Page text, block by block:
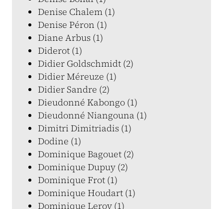
Denise Chalem (1)
Denise Péron (1)
Diane Arbus (1)
Diderot (1)
Didier Goldschmidt (2)
Didier Méreuze (1)
Didier Sandre (2)
Dieudonné Kabongo (1)
Dieudonné Niangouna (1)
Dimitri Dimitriadis (1)
Dodine (1)
Dominique Bagouet (2)
Dominique Dupuy (2)
Dominique Frot (1)
Dominique Houdart (1)
Dominique Leroy (1)